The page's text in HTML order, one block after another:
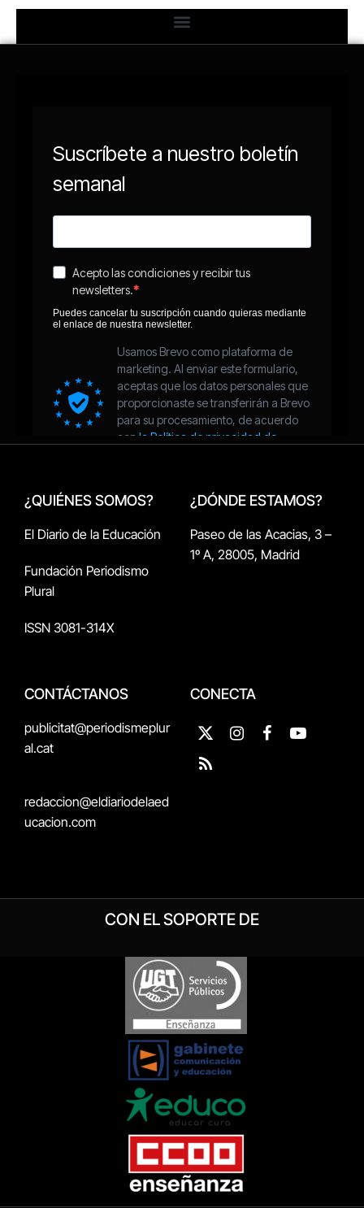
¿QUIÉNES SOMOS?
El Diario de la Educación
Fundación Periodismo
Plural
ISSN 3081-314X
¿DÓNDE ESTAMOS?
Paseo de las Acacias, 3 –
1º A, 28005, Madrid
CONTÁCTANOS
publicitat@periodismeplur
al.cat
redaccion@eldiariodelaed
ucacion.com
CONECTA
X
(Twitter)
InstagramFacebookYouTube
RSS
CON EL SOPORTE DE